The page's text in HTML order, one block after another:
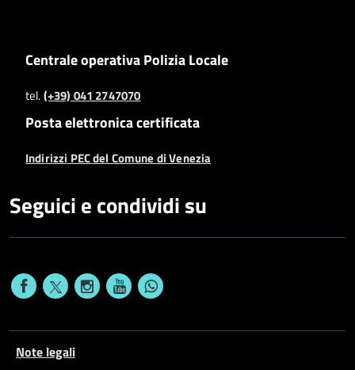
Centrale operativa Polizia Locale
tel.(+39) 041 2747070
Posta elettronica certificata
Indirizzi PEC del Comune di Venezia
Seguici e condividi su
Note legali